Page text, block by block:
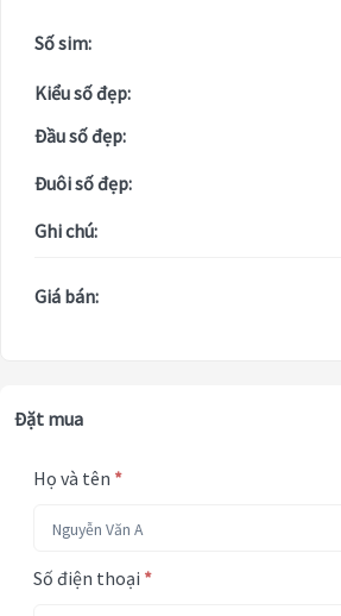
Số sim:
Kiểu số đẹp:
Đầu số đẹp:
Đuôi số đẹp:
Ghi chú:
Giá bán:
Đặt mua
Họ và tên *
Số điện thoại *